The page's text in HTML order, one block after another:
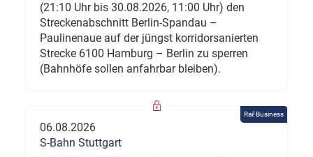
(21:10 Uhr bis 30.08.2026, 11:00 Uhr) den
Streckenabschnitt Berlin-Spandau –
Paulinenaue auf der jüngst korridorsanierten
Strecke 6100 Hamburg – Berlin zu sperren
(Bahnhöfe sollen anfahrbar bleiben).
Rail Business
06.08.2026
S-Bahn Stuttgart